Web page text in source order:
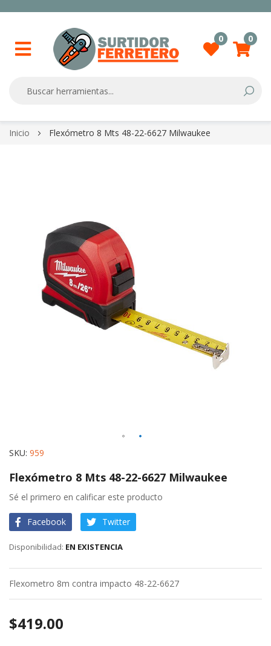
0 0
Skip
Inicio Flexómetro 8 Mts 48-22-6627 Milwaukee
Skip
the
beginning
of
the
gallery
SKU 959
Flexómetro 8 Mts 48-22-6627 Milwaukee
Sé el primero en calificar este producto
Facebook Twitter
EN EXISTENCIA
Flexometro 8m contra impacto 48-22-6627
$419.00